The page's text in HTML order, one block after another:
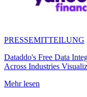
PRESSEMITTEILUNG
Dataddo's Free Data
Across Industries
Mehr lesen